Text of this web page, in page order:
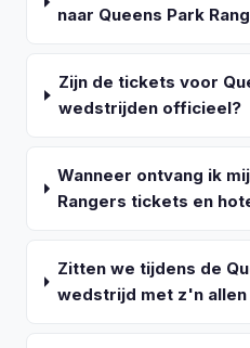
naar Queens Park
Zijn de tickets voor
wedstrijden officieel?
Wanneer ontvang ik
Rangers tickets en
Zitten we tijdens de
wedstrijd met z'n allen